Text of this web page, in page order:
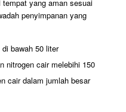
yang aman sesuai
penyimpanan yang
bawah 50 liter
nitrogen cair melebihi 150
cair dalam jumlah besar